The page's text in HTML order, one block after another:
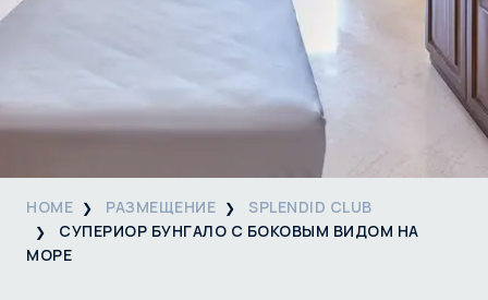
HOME РАЗМЕЩЕНИЕ
SPLENDID CLUB
СУПЕРИОР БУНГАЛО С БОКОВЫМ ВИДОМ НА
МОРЕ